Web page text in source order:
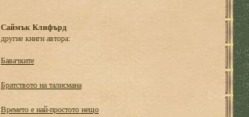
Саймък Клифърд
другие книги автора:
Бавачките
Братството на талисмана
Времето е най-простото нещо